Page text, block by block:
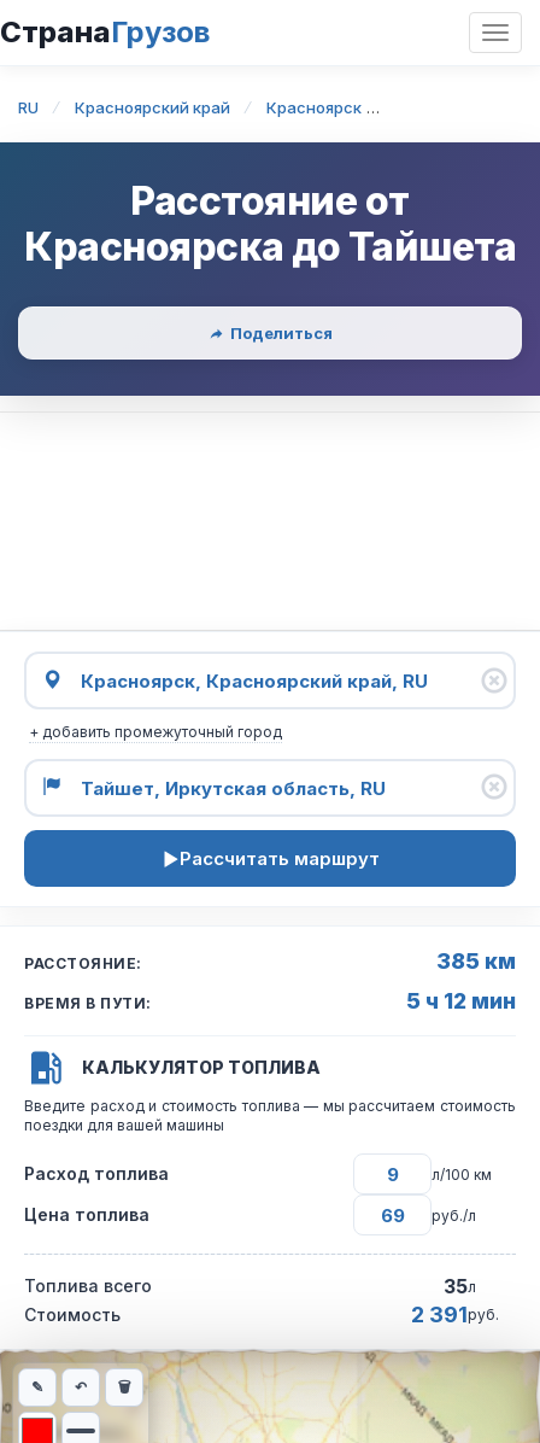
СтранаГрузов
RU Красноярский край Красноярск
Расстояние от
Красноярска до Тайшета
Поделиться
+ добавить промежуточный город
Рассчитать маршрут
РАССТОЯНИЕ: 385 км
ВРЕМЯ В ПУТИ: 5 ч 12 мин
КАЛЬКУЛЯТОР ТОПЛИВА
Введите расход и стоимость топлива — мы рассчитаем стоимость
поездки для вашей машины
Расход топлива л/100 км
Цена топлива руб./л
Топлива всего 35л
Стоимость 2 391руб.
Интерактивная карта автомобильного маршрута из города
✎ ↶ 🗑